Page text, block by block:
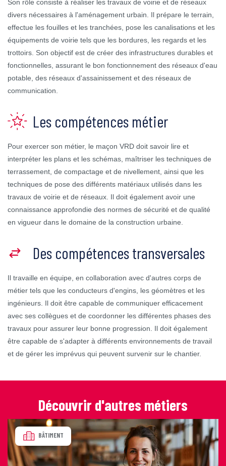
Son rôle consiste à réaliser les travaux de voirie et de réseaux
divers nécessaires à l'aménagement urbain. Il prépare le terrain,
effectue les fouilles et les tranchées, pose les canalisations et les
équipements de voirie tels que les bordures, les regards et les
trottoirs. Son objectif est de créer des infrastructures durables et
fonctionnelles, assurant le bon fonctionnement des réseaux d'eau
potable, des réseaux d'assainissement et des réseaux de
communication.
Les compétences métier
Pour exercer son métier, le maçon VRD doit savoir lire et
interpréter les plans et les schémas, maîtriser les techniques de
terrassement, de compactage et de nivellement, ainsi que les
techniques de pose des différents matériaux utilisés dans les
travaux de voirie et de réseaux. Il doit également avoir une
connaissance approfondie des normes de sécurité et de qualité
en vigueur dans le domaine de la construction urbaine.
Des compétences transversales
Il travaille en équipe, en collaboration avec d'autres corps de
métier tels que les conducteurs d'engins, les géomètres et les
ingénieurs. Il doit être capable de communiquer efficacement
avec ses collègues et de coordonner les différentes phases des
travaux pour assurer leur bonne progression. Il doit également
être capable de s'adapter à différents environnements de travail
et de gérer les imprévus qui peuvent survenir sur le chantier.
Découvrir d'autres métiers
BÂTIMENT